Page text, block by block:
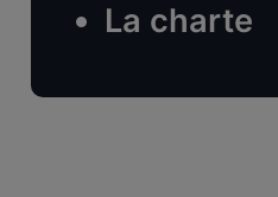
La charte